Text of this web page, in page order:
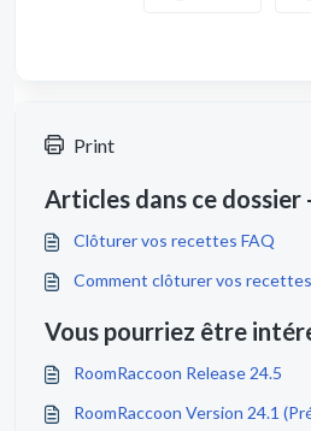
Print
Articles dans ce dossier
Clôturer vos recettes FAQ
Comment clôturer vos
Vous pourriez être
RoomRaccoon Release 24.5
RoomRaccoon Version 24.1